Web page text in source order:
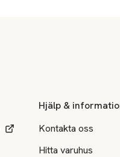
Hjälp &
Kontakta oss
Hitta varuhus